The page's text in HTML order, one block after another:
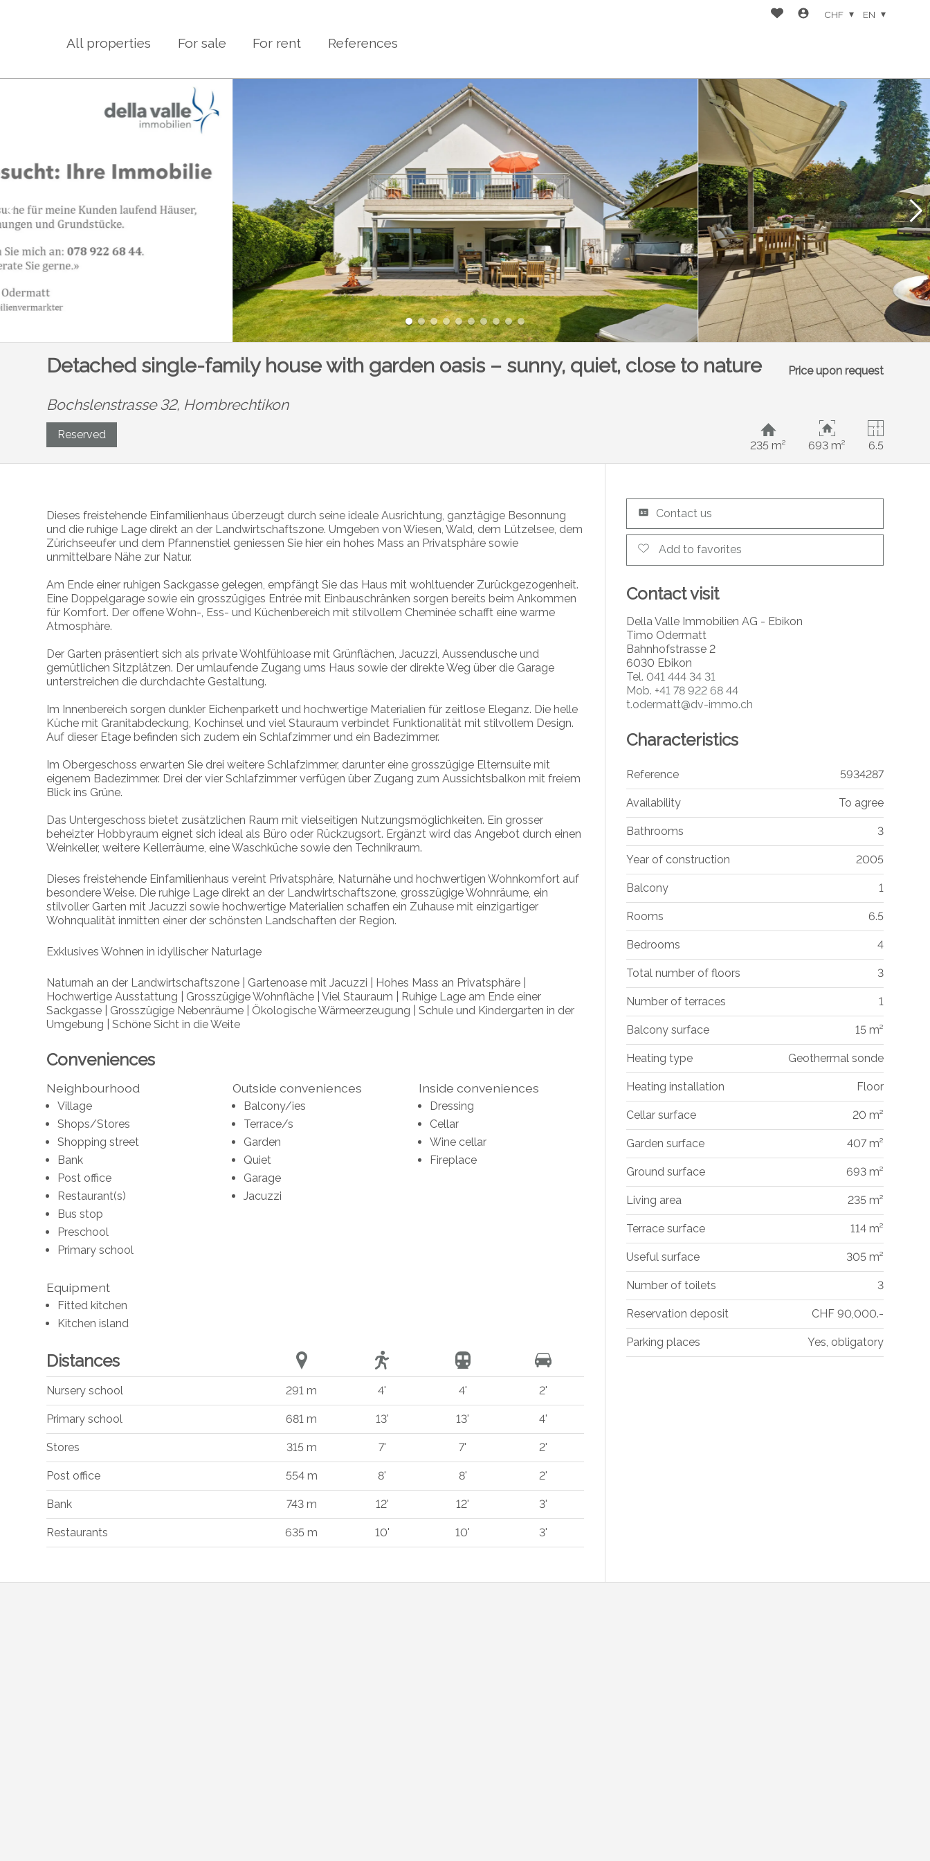
All properties For sale For rent References
CHF EN
Detached single-family house with garden oasis – sunny, quiet, close to nature Price upon request
Bochslenstrasse 32, Hombrechtikon
Reserved
235 m²
693 m² 6.5
Dieses freistehende Einfamilienhaus überzeugt durch seine ideale Ausrichtung, ganztägige Besonnung
und die ruhige Lage direkt an der Landwirtschaftszone. Umgeben von Wiesen, Wald, dem Lützelsee, dem
Zürichseeufer und dem Pfannenstiel geniessen Sie hier ein hohes Mass an Privatsphäre sowie
unmittelbare Nähe zur Natur.
Am Ende einer ruhigen Sackgasse gelegen, empfängt Sie das Haus mit wohltuender Zurückgezogenheit.
Eine Doppelgarage sowie ein grosszügiges Entrée mit Einbauschränken sorgen bereits beim Ankommen
für Komfort. Der offene Wohn-, Ess- und Küchenbereich mit stilvollem Cheminée schafft eine warme
Atmosphäre.
Der Garten präsentiert sich als private Wohlfühloase mit Grünflächen, Jacuzzi, Aussendusche und
gemütlichen Sitzplätzen. Der umlaufende Zugang ums Haus sowie der direkte Weg über die Garage
unterstreichen die durchdachte Gestaltung.
Im Innenbereich sorgen dunkler Eichenparkett und hochwertige Materialien für zeitlose Eleganz. Die helle
Küche mit Granitabdeckung, Kochinsel und viel Stauraum verbindet Funktionalität mit stilvollem Design.
Auf dieser Etage befinden sich zudem ein Schlafzimmer und ein Badezimmer.
Im Obergeschoss erwarten Sie drei weitere Schlafzimmer, darunter eine grosszügige Elternsuite mit
eigenem Badezimmer. Drei der vier Schlafzimmer verfügen über Zugang zum Aussichtsbalkon mit freiem
Blick ins Grüne.
Das Untergeschoss bietet zusätzlichen Raum mit vielseitigen Nutzungsmöglichkeiten. Ein grosser
beheizter Hobbyraum eignet sich ideal als Büro oder Rückzugsort. Ergänzt wird das Angebot durch einen
Weinkeller, weitere Kellerräume, eine Waschküche sowie den Technikraum.
Dieses freistehende Einfamilienhaus vereint Privatsphäre, Naturnähe und hochwertigen Wohnkomfort auf
besondere Weise. Die ruhige Lage direkt an der Landwirtschaftszone, grosszügige Wohnräume, ein
stilvoller Garten mit Jacuzzi sowie hochwertige Materialien schaffen ein Zuhause mit einzigartiger
Wohnqualität inmitten einer der schönsten Landschaften der Region.
Exklusives Wohnen in idyllischer Naturlage
Naturnah an der Landwirtschaftszone | Gartenoase mit Jacuzzi | Hohes Mass an Privatsphäre |
Hochwertige Ausstattung | Grosszügige Wohnfläche | Viel Stauraum | Ruhige Lage am Ende einer
Sackgasse | Grosszügige Nebenräume | Ökologische Wärmeerzeugung | Schule und Kindergarten in der
Umgebung | Schöne Sicht in die Weite
Conveniences
Neighbourhood
Village
Shops/Stores
Shopping street
Bank
Post office
Restaurant(s)
Bus stop
Preschool
Primary school
Outside conveniences
Balcony/ies
Terrace/s
Garden
Quiet
Garage
Jacuzzi
Inside conveniences
Dressing
Cellar
Wine cellar
Fireplace
Equipment
Fitted kitchen
Kitchen island
Distances
Nursery school 291 m 4' 4' 2'
Primary school 681 m 13' 13' 4'
Stores 315 m 7' 7' 2'
Post office 554 m 8' 8' 2'
Bank 743 m 12' 12' 3'
Restaurants 635 m 10' 10' 3'
Contact us
Add to favorites
Contact visit
Della Valle Immobilien AG - Ebikon
Timo Odermatt
Bahnhofstrasse 2
6030 Ebikon
Tel. 041 444 34 31
Mob. +41 78 922 68 44
t.odermatt@dv-immo.ch
Characteristics
Reference 5934287
Availability To agree
Bathrooms 3
Year of construction 2005
Balcony 1
Rooms 6.5
Bedrooms 4
Total number of floors 3
Number of terraces 1
Balcony surface 15 m²
Heating type Geothermal sonde
Heating installation Floor
Cellar surface 20 m²
Garden surface 407 m²
Ground surface 693 m²
Living area 235 m²
Terrace surface 114 m²
Useful surface 305 m²
Number of toilets 3
Reservation deposit CHF 90,000.-
Parking places Yes, obligatory